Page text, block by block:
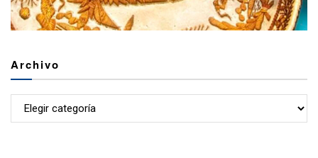
Archivo
Archivo